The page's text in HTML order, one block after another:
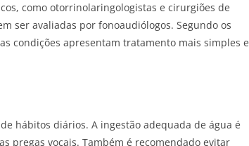
como otorrinolaringologistas e cirurgiões de
ser avaliadas por fonoaudiólogos. Segundo os
condições apresentam tratamento mais simples e
hábitos diários. A ingestão adequada de água é
pregas vocais. Também é recomendado evitar